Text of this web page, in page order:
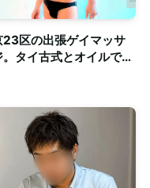
23区の出張ゲイマッサ
。タイ古式とオイルで心
く整える至福のリラク